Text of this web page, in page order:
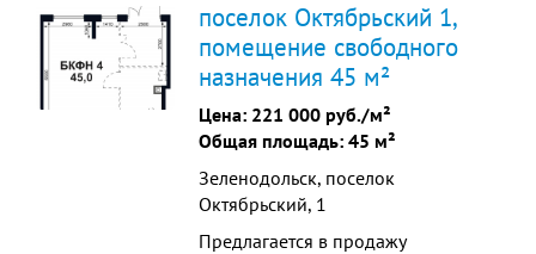
этажного корпуса. Помещение
идеально подойдет для магазина,
кафе, офиса или другого бизнеса
благодаря функциональной
планировке и большому потоку
потенциальных клиентов. ...
поселок Октябрьский 1,
помещение свободного
назначения 45 м²
Цена: 221 000 руб./м²
Общая площадь: 45 м²
Зеленодольск, поселок
Октябрьский, 1
Предлагается в продажу